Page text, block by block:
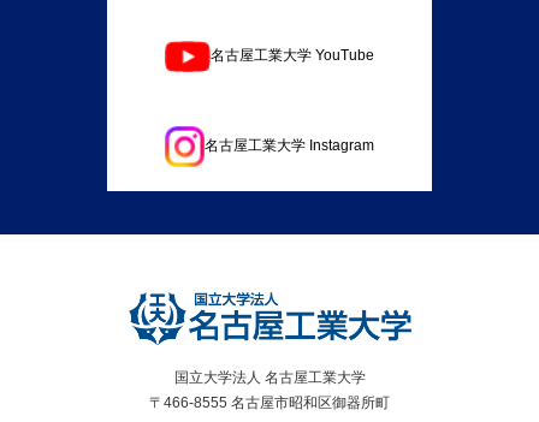
名古屋工業大学 YouTube
名古屋工業大学 Instagram
国立大学法人 名古屋工業大学
〒466-8555 名古屋市昭和区御器所町